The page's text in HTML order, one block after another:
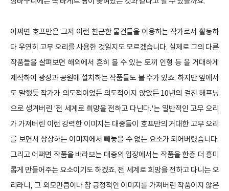
어쩌면 호프만은 그저 이런 친근한 물건들을 이용하는 작가로서 활동하
다 우연히 고무 오리를 사용한 것일지도 모르겠습니다. 실제로 그의 다른
작품들을 살펴보면 해외에서 흔히 볼 수 있는 토끼 인형 등 을 거대하게
제작하여 광장과 공원에 설치하는 작품들도 볼 수가 있죠. 하지만 앞에서
도 말했듯 작가가 의도적이었든 의도적이지 않았든 10년의 걸친 해프닝
으로 생겨버린 '전 세계로 희망을 전하고 다닌다.'는 일반적인 고무 오리
가 가져버린 이런 강력한 이미지는 대중들이 호프만의 거대한 고무 오리
를 보면서 상상하는 이미지에서 빼놓을 수 없는 요소가 되어버렸습니다.
그리고 어쩌면 작품을 바라보는 대중의 입장에서는 작품을 한층 더 흥미
롭게 만들어주는 요소이기도 하겠죠. 전 세계로 희망을 전하고 다니는 오
리라니, 그 외모만큼이나 참 긍정적인 이미지를 가져버린 작품이지 않은